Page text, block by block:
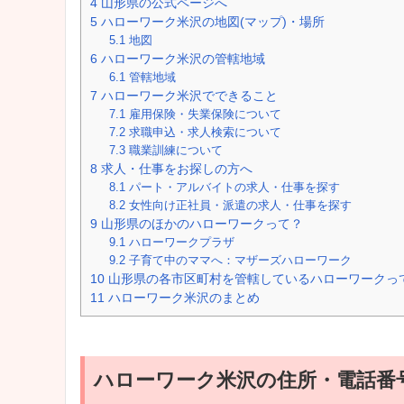
5 ハローワーク米沢の地図(マップ)・場所
5.1 地図
6 ハローワーク米沢の管轄地域
6.1 管轄地域
7 ハローワーク米沢でできること
7.1 雇用保険・失業保険について
7.2 求職申込・求人検索について
7.3 職業訓練について
8 求人・仕事をお探しの方へ
8.1 パート・アルバイトの求人・仕事を探す
8.2 女性向け正社員・派遣の求人・仕事を探す
9 山形県のほかのハローワークって？
9.1 ハローワークプラザ
9.2 子育て中のママへ：マザーズハローワーク
10 山形県の各市区町村を管轄しているハローワークっ
11 ハローワーク米沢のまとめ
ハローワーク米沢の住所・電話番